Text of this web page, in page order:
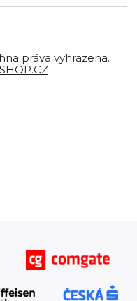
práva vyhrazena.